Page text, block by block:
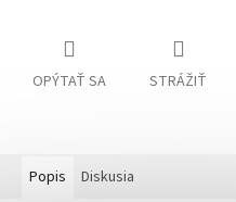
OPÝTAŤ SA STRÁŽIŤ
Popis Diskusia